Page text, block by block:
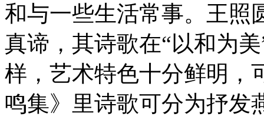
和与一些生活常事。王照
真谛，其诗歌在“以和为
样，艺术特色十分鲜明，
鸣集》里诗歌可分为抒发